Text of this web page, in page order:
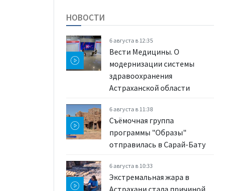
НОВОСТИ
6 августа в 12:35
Вести Медицины. О
модернизации системы
здравоохранения
Астраханской области
6 августа в 11:38
Съёмочная группа
программы "Образы"
отправилась в Сарай-Бату
6 августа в 10:33
Экстремальная жара в
Астрахани стала причиной